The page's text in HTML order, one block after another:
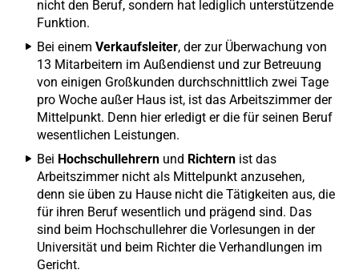
nicht den Beruf, sondern hat lediglich unterstützende
Funktion.
Bei einem Verkaufsleiter, der zur Überwachung von
13 Mitarbeitern im Außendienst und zur Betreuung
von einigen Großkunden durchschnittlich zwei Tage
pro Woche außer Haus ist, ist das Arbeitszimmer der
Mittelpunkt. Denn hier erledigt er die für seinen Beruf
wesentlichen Leistungen.
Bei Hochschullehrern und Richtern ist das
Arbeitszimmer nicht als Mittelpunkt anzusehen,
denn sie üben zu Hause nicht die Tätigkeiten aus, die
für ihren Beruf wesentlich und prägend sind. Das
sind beim Hochschullehrer die Vorlesungen in der
Universität und beim Richter die Verhandlungen im
Gericht.